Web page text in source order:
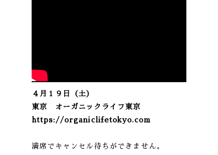
４月１９日（土）
東京 オーガニックライフ東京
https://organiclifetokyo.com
満席でキャンセル待ちができません。